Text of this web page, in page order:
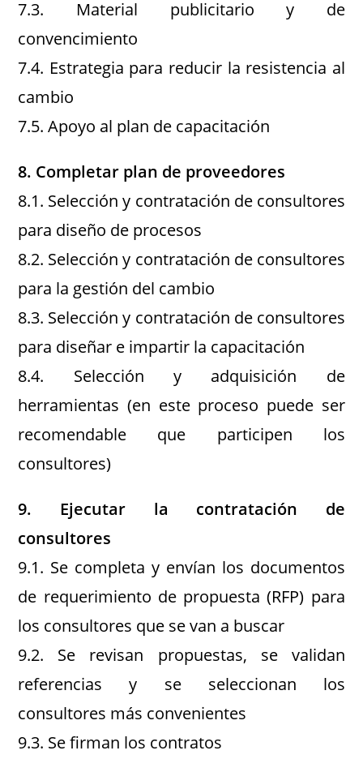
7.3. Material publicitario y de
convencimiento
7.4. Estrategia para reducir la resistencia al
cambio
7.5. Apoyo al plan de capacitación
8. Completar plan de proveedores
8.1. Selección y contratación de consultores
para diseño de procesos
8.2. Selección y contratación de consultores
para la gestión del cambio
8.3. Selección y contratación de consultores
para diseñar e impartir la capacitación
8.4. Selección y adquisición de
herramientas (en este proceso puede ser
recomendable que participen los
consultores)
9. Ejecutar la contratación de
consultores
9.1. Se completa y envían los documentos
de requerimiento de propuesta (RFP) para
los consultores que se van a buscar
9.2. Se revisan propuestas, se validan
referencias y se seleccionan los
consultores más convenientes
9.3. Se firman los contratos